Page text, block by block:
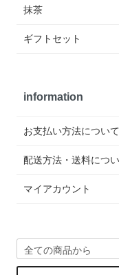
抹茶
ギフトセット
information
お支払い方法について
配送方法・送料につ
マイアカウント